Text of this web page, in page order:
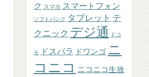
ク スマホ スマートフォン
ソフトバンク タブレット テ
クニック デジ通 ドコ
モ ドスパラ ドワンゴ ニ
コニコ ニコニコ生放